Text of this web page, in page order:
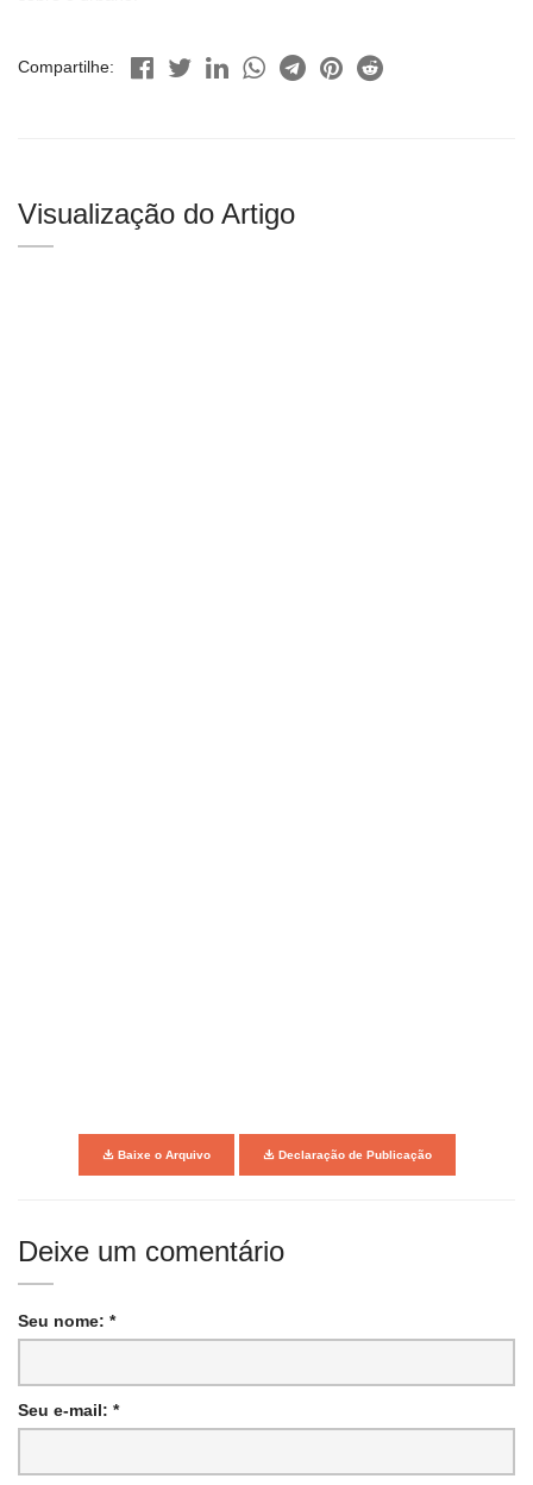
Compartilhe:
Visualização do Artigo
Baixe o Arquivo Declaração de Publicação
Deixe um comentário
Seu nome: *
Seu e-mail: *